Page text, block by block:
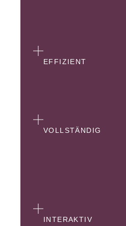
EFFIZIENT
VOLLSTÄNDIG
INTERAKTIV